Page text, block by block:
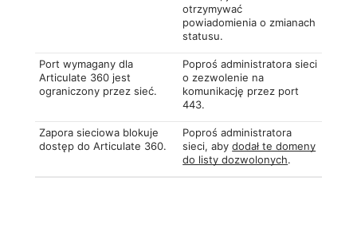
otrzymywać
powiadomienia o zmianach
statusu.
Port wymagany dla
Articulate 360 jest
ograniczony przez sieć.
Poproś administratora sieci
o zezwolenie na
komunikację przez port
443.
Zapora sieciowa blokuje
dostęp do Articulate 360.
Poproś administratora
sieci, abydodał te domeny
do listy dozwolonych.